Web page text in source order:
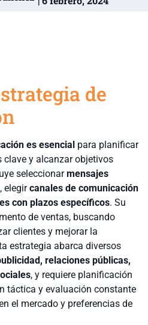
de
es esencial para planificar
clave y alcanzar objetivos
seleccionarmensajes
, elegircanales de comunicación
con plazos específicos. Su
de ventas, buscando
clientes y mejorar la
estrategia abarca diversos
relaciones públicas,
, y requiere planificación
táctica y evaluación constante
el mercado y preferencias de